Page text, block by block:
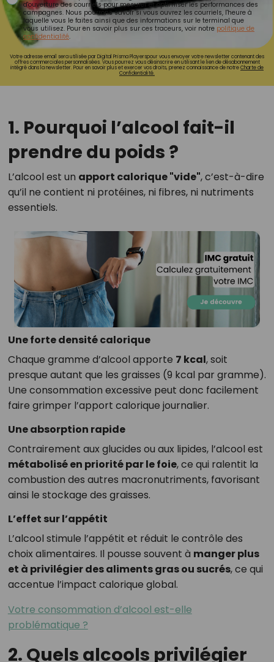
d'ouverture des courriels pour mesurer et optimiser les performances des
campagnes. Nous pourrons savoir si vous ouvrez les courriels, l'heure à
laquelle vous le faites ainsi que des informations sur le terminal que
vous utilisez. Pour en savoir plus sur ces traceurs, voir notre politique de
confidentialité.
Votre adresse email sera utilisée par Digital Prisma Playerspour vous envoyer votre newsletter contenant des
offres commerciales personnalisées. Vous pourrez vous désinscrire en utilisant le lien de désabonnement
intégré dans la newsletter. Pour en savoir plus et exercer vos droits, prenez connaissance de notreCharte de
Confidentialité.
1. Pourquoi l’alcool fait-il
prendre du poids ?
L’alcool est un apport calorique "vide", c’est-à-dire
qu’il ne contient ni protéines, ni fibres, ni nutriments
essentiels.
Une forte densité calorique
Chaque gramme d’alcool apporte 7 kcal, soit
presque autant que les graisses (9 kcal par gramme).
Une consommation excessive peut donc facilement
faire grimper l’apport calorique journalier.
Une absorption rapide
Contrairement aux glucides ou aux lipides, l’alcool est
métabolisé en priorité par le foie, ce qui ralentit la
combustion des autres macronutriments, favorisant
ainsi le stockage des graisses.
L’effet sur l’appétit
L’alcool stimule l’appétit et réduit le contrôle des
choix alimentaires. Il pousse souvent à manger plus
et à privilégier des aliments gras ou sucrés, ce qui
accentue l’impact calorique global.
Votre consommation d’alcool est-elle
problématique ?
2. Quels alcools privilégier